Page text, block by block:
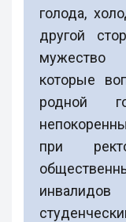
голода,
другой
мужество
которые
родной
при